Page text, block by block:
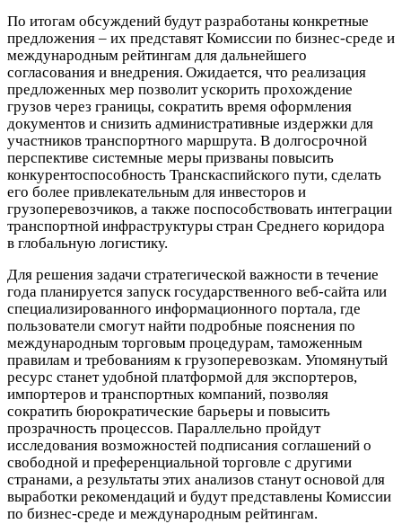
По итогам обсуждений будут разработаны конкретные
предложения – их представят Комиссии по бизнес-среде и
международным рейтингам для дальнейшего
согласования и внедрения. Ожидается, что реализация
предложенных мер позволит ускорить прохождение
грузов через границы, сократить время оформления
документов и снизить административные издержки для
участников транспортного маршрута. В долгосрочной
перспективе системные меры призваны повысить
конкурентоспособность Транскаспийского пути, сделать
его более привлекательным для инвесторов и
грузоперевозчиков, а также поспособствовать интеграции
транспортной инфраструктуры стран Среднего коридора
в глобальную логистику.
Для решения задачи стратегической важности в течение
года планируется запуск государственного веб-сайта или
специализированного информационного портала, где
пользователи смогут найти подробные пояснения по
международным торговым процедурам, таможенным
правилам и требованиям к грузоперевозкам. Упомянутый
ресурс станет удобной платформой для экспортеров,
импортеров и транспортных компаний, позволяя
сократить бюрократические барьеры и повысить
прозрачность процессов. Параллельно пройдут
исследования возможностей подписания соглашений о
свободной и преференциальной торговле с другими
странами, а результаты этих анализов станут основой для
выработки рекомендаций и будут представлены Комиссии
по бизнес-среде и международным рейтингам.